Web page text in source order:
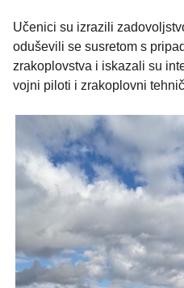
Učenici su izrazili
oduševili se susretom s
zrakoplovstva i iskazali su
vojni piloti i zrakoplovni